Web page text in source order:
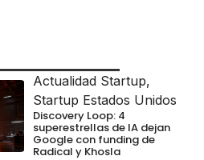
Actualidad Startup,
Startup Estados Unidos
Discovery Loop: 4
superestrellas de IA dejan
Google con funding de
Radical y Khosla